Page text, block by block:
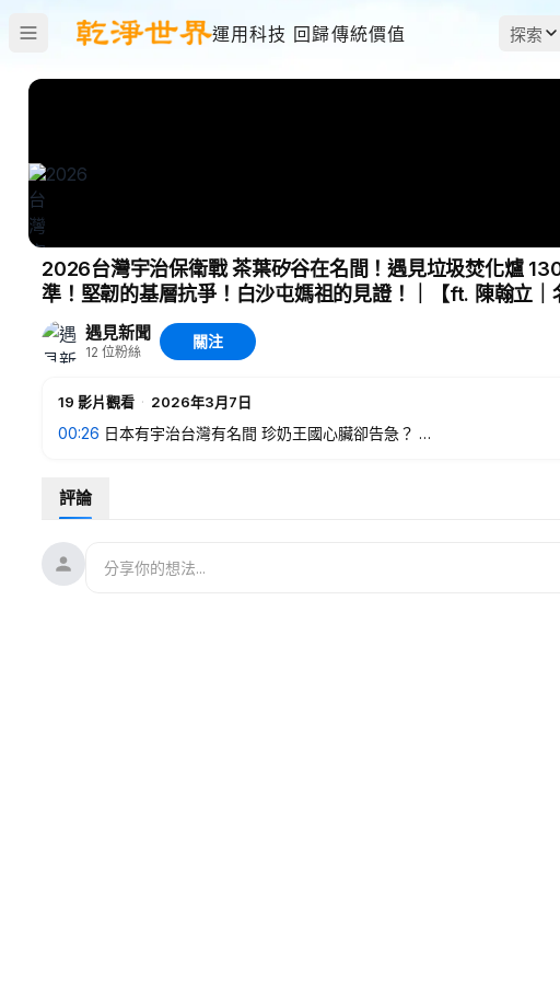
運用科技 回歸傳統價值 探索
2026台灣宇治保衛戰 茶葉矽谷在名間！遇見垃圾焚化爐
準！堅韌的基層抗爭！白沙屯媽祖的見證！｜【ft. 陳翰立｜
遇見新聞
12 位粉絲
關注
19 影片觀看 · 2026年3月7日
00:26 日本有宇治台灣有名間 珍奶王國心臟卻告急？
評論